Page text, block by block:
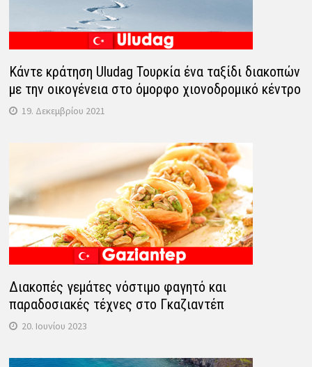
Κάντε κράτηση Uludag Τουρκία ένα ταξίδι διακοπών
με την οικογένεια στο όμορφο χιονοδρομικό κέντρο
19. Δεκεμβρίου 2021
Διακοπές γεμάτες νόστιμο φαγητό και
παραδοσιακές τέχνες στο Γκαζιαντέπ
20. Ιουνίου 2023